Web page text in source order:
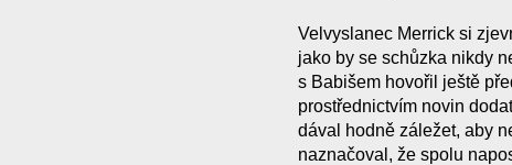
Velvyslanec Merrick si
jako by se schůzka nikdy
s Babišem hovořil ještě
prostřednictvím novin
dával hodně záležet, aby
naznačoval, že spolu